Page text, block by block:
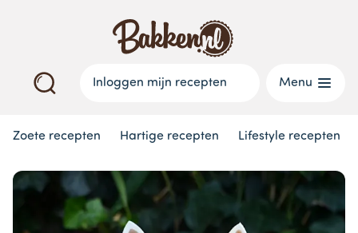
Inloggen mijn recepten Menu
Zoete recepten Hartige recepten Lifestyle recepten